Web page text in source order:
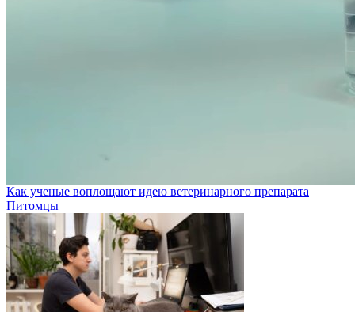
Как ученые воплощают идею ветеринарного препарата
Питомцы